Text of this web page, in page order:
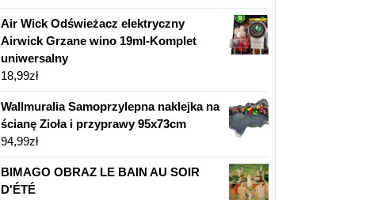
Air Wick Odświeżacz elektryczny
Airwick Grzane wino 19ml-Komplet
uniwersalny
18,99zł
Wallmuralia Samoprzylepna naklejka na
ścianę Zioła i przyprawy 95x73cm
94,99zł
BIMAGO OBRAZ LE BAIN AU SOIR
D'ÉTÉ